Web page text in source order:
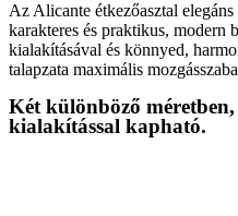
kollekciókSzövet
és
bőr
kollekció Bemutató
bútorokKis
helyiségekOtthoni
Az Alicante étkezőasztal
karakteres és praktikus, modern
kialakításával és könnyed,
talapzata maximális
Két különböző
kialakítással kapható.